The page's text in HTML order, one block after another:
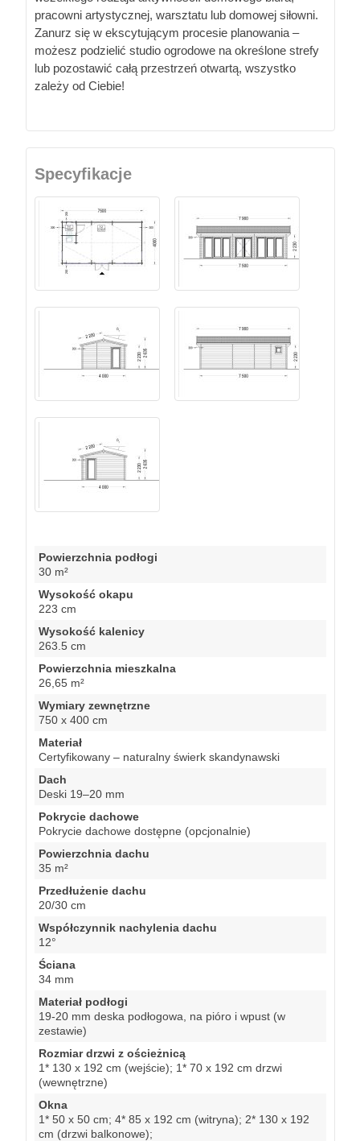
pracowni artystycznej, warsztatu lub domowej siłowni.
Zanurz się w ekscytującym procesie planowania –
możesz podzielić studio ogrodowe na określone strefy
lub pozostawić całą przestrzeń otwartą, wszystko
zależy od Ciebie!
Specyfikacje
Powierzchnia podłogi
30 m²
Wysokość okapu
223 cm
Wysokość kalenicy
263.5 cm
Powierzchnia mieszkalna
26,65 m²
Wymiary zewnętrzne
750 x 400 cm
Materiał
Certyfikowany – naturalny świerk skandynawski
Dach
Deski 19–20 mm
Pokrycie dachowe
Pokrycie dachowe dostępne (opcjonalnie)
Powierzchnia dachu
35 m²
Przedłużenie dachu
20/30 cm
Współczynnik nachylenia dachu
12°
Ściana
34 mm
Materiał podłogi
19-20 mm deska podłogowa, na pióro i wpust (w
zestawie)
Rozmiar drzwi z ościeżnicą
1* 130 x 192 cm (wejście); 1* 70 x 192 cm drzwi
(wewnętrzne)
Okna
1* 50 x 50 cm; 4* 85 x 192 cm (witryna); 2* 130 x 192
cm (drzwi balkonowe);